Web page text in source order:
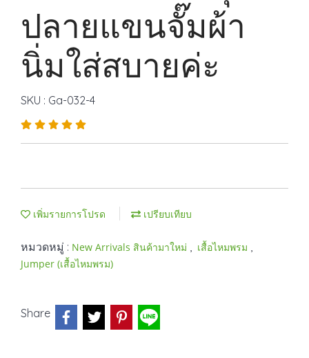
ปลายแขนจั๊มผ้า
นิ่มใส่สบายค่ะ
SKU : Ga-032-4
เพิ่มรายการโปรด เปรียบเทียบ
หมวดหมู่ : New Arrivals สินค้ามาใหม่ , เสื้อไหมพรม ,
Jumper (เสื้อไหมพรม)
Share